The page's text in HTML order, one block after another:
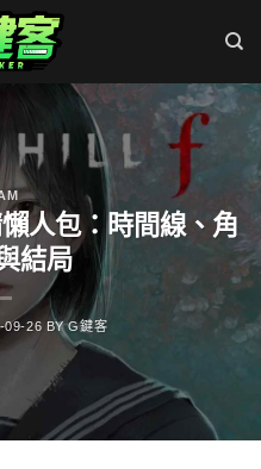
人包：時間線、角
結局
09-26 BYG鍵客